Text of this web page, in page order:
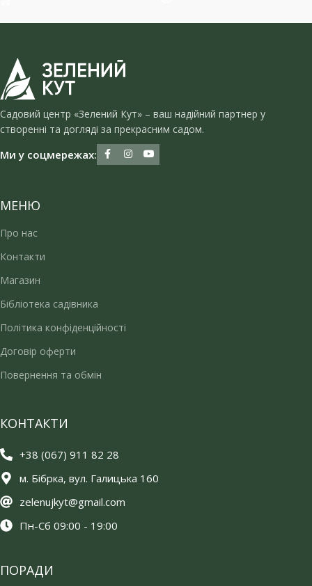
Садовий центр «Зелений Кут» – ваш надійний партнер у
створенні та догляді за прекрасним садом.
Ми у соцмережах:
МЕНЮ
Про нас
Контакти
Магазин
Бібліотека садівника
Політика конфіденційності
Договір оферти
Повернення та обмін
КОНТАКТИ
+38 (067) 911 82 28
м. Бібрка, вул. Галицька 160
zelenujkyt@gmail.com
Пн-Сб 09:00 - 19:00
ПОРАДИ